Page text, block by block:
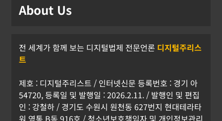
About Us
전 세계가 함께 보는 디지털법제 전문언론 디지털주리스
트
제호 : 디지털주리스트 / 인터넷신문 등록번호 : 경기 아
54720, 등록일 및 발행일 : 2026.2.11. / 발행인 및 편집
인 : 강철하 / 경기도 수원시 원천동 627번지 현대테라타
워 영통 B동 916호 / 청소년보호책임자 및 개인정보관리